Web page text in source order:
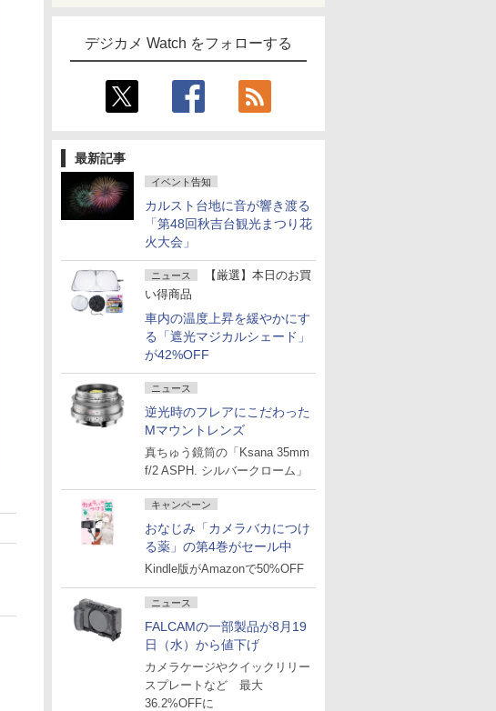
デジカメ Watch をフォローする
最新記事
イベント告知
カルスト台地に音が響き渡る
「第48回秋吉台観光まつり花
火大会」
ニュース
【厳選】本日のお買
い得商品
車内の温度上昇を緩やかにす
る「遮光マジカルシェード」
が42%OFF
ニュース
逆光時のフレアにこだわった
Mマウントレンズ
真ちゅう鏡筒の「Ksana 35mm
f/2 ASPH. シルバークローム」
キャンペーン
おなじみ「カメラバカにつけ
る薬」の第4巻がセール中
Kindle版がAmazonで50%OFF
ニュース
FALCAMの一部製品が8月19
日（水）から値下げ
カメラケージやクイックリリー
スプレートなど 最大
36.2%OFFに